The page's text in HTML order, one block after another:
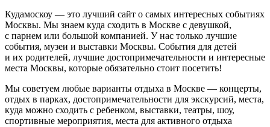
Кудамоскоу — это лучший сайт о самых интересных событиях
Москвы. Мы знаем куда сходить в Москве с девушкой,
с парнем или большой компанией. У нас только лучшие
события, музеи и выставки Москвы. События для детей
и их родителей, лучшие достопримечательности и интересные
места Москвы, которые обязательно стоит посетить!
Мы советуем любые варианты отдыха в Москве — концерты,
отдых в парках, достопримечательности для экскурсий, места,
куда можно сходить с ребенком, выставки, театры, шоу,
спортивные мероприятия, места для активного отдыха